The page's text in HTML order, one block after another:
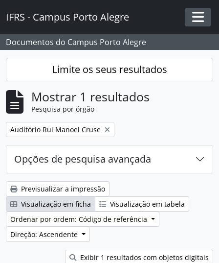
IFRS - Campus Porto Alegre
Documentos do Campus Porto Alegre
Limite os seus resultados
Mostrar 1 resultados
Pesquisa por órgão
Remover filtro:
Auditório Rui Manoel Cruse
Opções de pesquisa avançada
Previsualizar a impressão
Visualização em ficha
Visualização em tabela
Ordenar por ordem: Código de referência
Direção: Ascendente
Exibir 1 resultados com objetos digitais